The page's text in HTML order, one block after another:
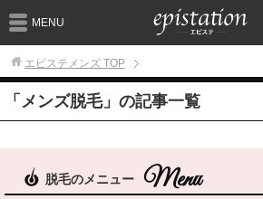
MENU
エピステメンズ TOP
「メンズ脱毛」の記事一覧
脱毛のメニュー